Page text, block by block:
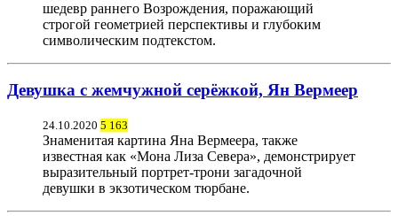
шедевр раннего Возрождения, поражающий
строгой геометрией перспективы и глубоким
символическим подтекстом.
Девушка с жемчужной серёжкой, Ян Вермеер
24.10.2020 5 163
Знаменитая картина Яна Вермеера, также
известная как «Мона Лиза Севера», демонстрирует
выразительный портрет-трони загадочной
девушки в экзотическом тюрбане.